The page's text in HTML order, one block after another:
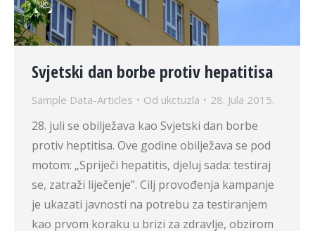
Svjetski dan borbe protiv hepatitisa
Sample Data-Articles Od ukctuzla 28. Jula 2015.
28. juli se obilježava kao Svjetski dan borbe
protiv heptitisa. Ove godine obilježava se pod
motom: „Spriječi hepatitis, djeluj sada: testiraj
se, zatraži liječenje”. Cilj provođenja kampanje
je ukazati javnosti na potrebu za testiranjem
kao prvom koraku u brizi za zdravlje, obzirom